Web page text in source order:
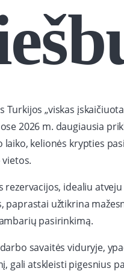
Turkijos „viskas
2026 m. daugiausia
laiko, kelionės krypties
rezervacijos, idealiu
paprastai užtikrina
pasirinkimą.
savaitės viduryje,
gali atskleisti pigesnius